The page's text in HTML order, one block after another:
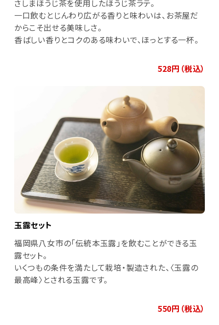
さしまほうじ茶を使用したほうじ茶ラテ。
一口飲むとじんわり広がる香りと味わいは、お茶屋だ
からこそ出せる美味しさ。
香ばしい香りとコクのある味わいで、ほっとする一杯。
528円（税込）
玉露セット
福岡県八女市の「伝統本玉露」を飲むことができる玉
露セット。
いくつもの条件を満たして栽培・製造された、〈玉露の
最高峰〉とされる玉露です。
550円（税込）